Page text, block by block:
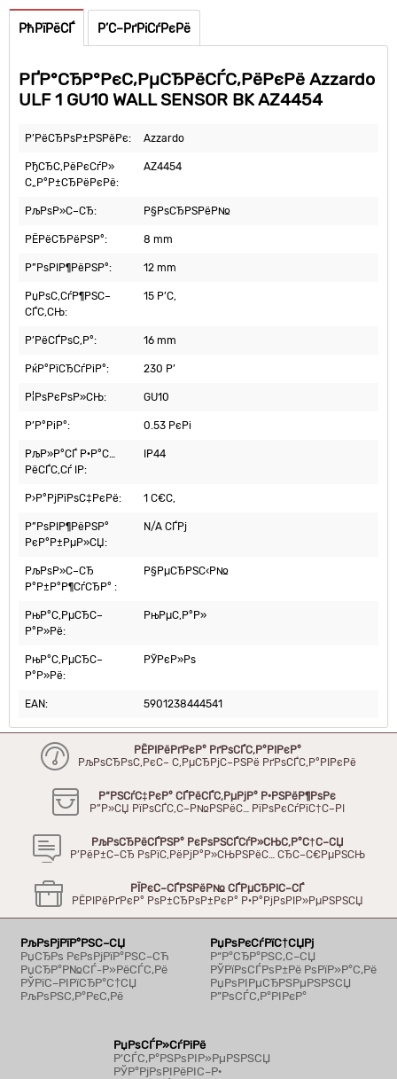
РћРїРёСЃ Р’С–РґРіСѓРєРё
РҐР°СЂР°РєС‚РµСЂРёСЃС‚РёРєРё Azzardo
ULF 1 GU10 WALL SENSOR BK AZ4454
Р’РёСЂРѕР±РЅРёРє: Azzardo
РђСЂС‚РёРєСѓР»
С„Р°Р±СЂРёРєРё:
AZ4454
РљРѕР»С–СЂ: Р§РѕСЂРЅРёР№
РЁРёСЂРёРЅР°: 8 mm
Р”РѕРІР¶РёРЅР°: 12 mm
РџРѕС‚СѓР¶РЅС–
СЃС‚СЊ:
15 Р’С‚
Р’РёСЃРѕС‚Р°: 16 mm
РќР°РїСЂСѓРіР°: 230 Р’
Р¦РѕРєРѕР»СЊ: GU10
Р’Р°РіР°: 0.53 РєРі
РљР»Р°СЃ Р·Р°С…
РёСЃС‚Сѓ IP:
IP44
Р›Р°РјРїРѕС‡РєРё: 1 С€С‚
Р”РѕРІР¶РёРЅР°
РєР°Р±РµР»СЏ:
N/A СЃРј
РљРѕР»С–СЂ
Р°Р±Р°Р¶СѓСЂР° :
Р§РµСЂРЅС‹Р№
РњР°С‚РµСЂС–
Р°Р»Рё:
РњРµС‚Р°Р»
РњР°С‚РµСЂС–
Р°Р»Рё:
РЎРєР»Рѕ
EAN: 5901238444541
РЁРІРёРґРєР° РґРѕСЃС‚Р°РІРєР°
РљРѕСЂРѕС‚РєС– С‚РµСЂРјС–РЅРё РґРѕСЃС‚Р°РІРєРё
Р“РЅСѓС‡РєР° СЃРёСЃС‚РµРјР° Р·РЅРёР¶РѕРє
Р”Р»СЏ РїРѕСЃС‚С–Р№РЅРёС… РїРѕРєСѓРїС†С–РІ
РљРѕСЂРёСЃРЅР° РєРѕРЅСЃСѓР»СЊС‚Р°С†С–СЏ
Р’РёР±С–СЂ РѕРїС‚РёРјР°Р»СЊРЅРёС… СЂС–С€РµРЅСЊ
РЇРєС–СЃРЅРёР№ СЃРµСЂРІС–СЃ
РЁРІРёРґРєР° РѕР±СЂРѕР±РєР° Р·Р°РјРѕРІР»РµРЅРЅСЏ
РљРѕРјРїР°РЅС–СЏ
РџСЂРѕ РєРѕРјРїР°РЅС–СЋ
РџСЂР°Р№СЃ-Р»РёСЃС‚Рё
РЎРїС–РІРїСЂР°С†СЏ
РљРѕРЅС‚Р°РєС‚Рё
РџРѕРєСѓРїС†СЏРј
Р“Р°СЂР°РЅС‚С–СЏ
РЎРїРѕСЃРѕР±Рё РѕРїР»Р°С‚Рё
РџРѕРІРµСЂРЅРµРЅРЅСЏ
Р”РѕСЃС‚Р°РІРєР°
РџРѕСЃР»СѓРіРё
Р’СЃС‚Р°РЅРѕРІР»РµРЅРЅСЏ
РЎР°РјРѕРІРёРІС–Р·